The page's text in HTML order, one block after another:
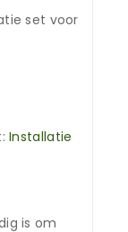
set voor
Installatie
is om